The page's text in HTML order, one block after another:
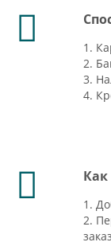
1.
2.
3.
4.
Как
1.
2.